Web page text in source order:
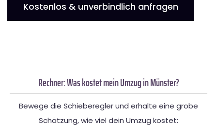
Kostenlos & unverbindlich anfragen
Rechner: Was kostet mein Umzug in Münster?
Bewege die Schieberegler und erhalte eine grobe
Schätzung, wie viel dein Umzug kostet: